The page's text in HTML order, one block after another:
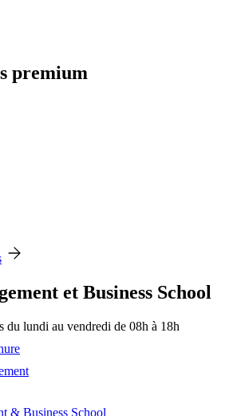
premium
et Business School
du lundi au vendredi de 08h à 18h
& Business School